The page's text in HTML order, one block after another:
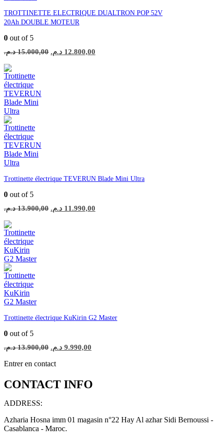
TROTTINETTE ELECTRIQUE DUALTRON POP 52V
20Ah DOUBLE MOTEUR
0 out of 5
15.000,00 د.م.
Le
prix
12.800,00 د.م.
prix
Trottinette électrique TEVERUN Blade Mini Ultra
0 out of 5
13.900,00 د.م.
Le
prix
11.990,00 د.م.
prix
Trottinette électrique KuKirin G2 Master
0 out of 5
13.900,00 د.م.
Le
prix
initial
était :
9.990,00 د.م.
prix
Entrer en contact
CONTACT INFO
ADDRESS:
Azharia Hosna imm 01 magasin n°22 Hay Al azhar Sidi Bernoussi -
Casablanca - Maroc.